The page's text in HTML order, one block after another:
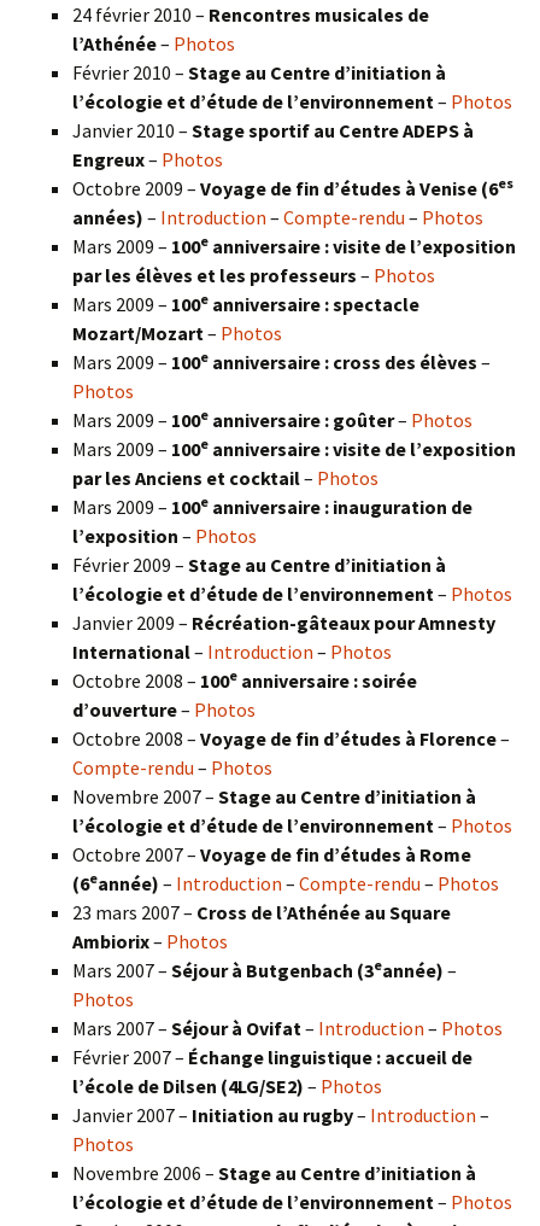
24 février 2010 – Rencontres musicales de
l’Athénée– Photos
Février 2010 – Stage au Centre d’initiation à
l’écologie et d’étude de l’environnement – Photos
Janvier 2010 – Stage sportif au Centre ADEPS à
Engreux– Photos
Octobre 2009 – Voyage de fin d’études à Venise (6es
années) – Introduction – Compte-rendu – Photos
Mars 2009 – 100e anniversaire : visite de l’exposition
par les élèves et les professeurs – Photos
Mars 2009 – 100e anniversaire : spectacle
Mozart/Mozart – Photos
Mars 2009 – 100e anniversaire : cross des élèves –
Photos
Mars 2009 – 100e anniversaire : goûter– Photos
Mars 2009 – 100e anniversaire : visite de l’exposition
par les Anciens et cocktail– Photos
Mars 2009 – 100e anniversaire : inauguration de
l’exposition – Photos
Février 2009 – Stage au Centre d’initiation à
l’écologie et d’étude de l’environnement – Photos
Janvier 2009 – Récréation-gâteaux pour Amnesty
International– Introduction – Photos
Octobre 2008 – 100e anniversaire : soirée
d’ouverture– Photos
Octobre 2008 – Voyage de fin d’études à Florence–
Compte-rendu – Photos
Novembre 2007 – Stage au Centre d’initiation à
l’écologie et d’étude de l’environnement – Photos
Octobre 2007 – Voyage de fin d’études à Rome
(6eannée) – Introduction – Compte-rendu – Photos
23 mars 2007 – Cross de l’Athénée au Square
Ambiorix– Photos
Mars 2007 – Séjour à Butgenbach (3eannée) –
Photos
Mars 2007 – Séjour à Ovifat – Introduction – Photos
Février 2007 – Échange linguistique : accueil de
l’école de Dilsen (4LG/SE2) – Photos
Janvier 2007 – Initiation au rugby– Introduction –
Photos
Novembre 2006 – Stage au Centre d’initiation à
l’écologie et d’étude de l’environnement – Photos